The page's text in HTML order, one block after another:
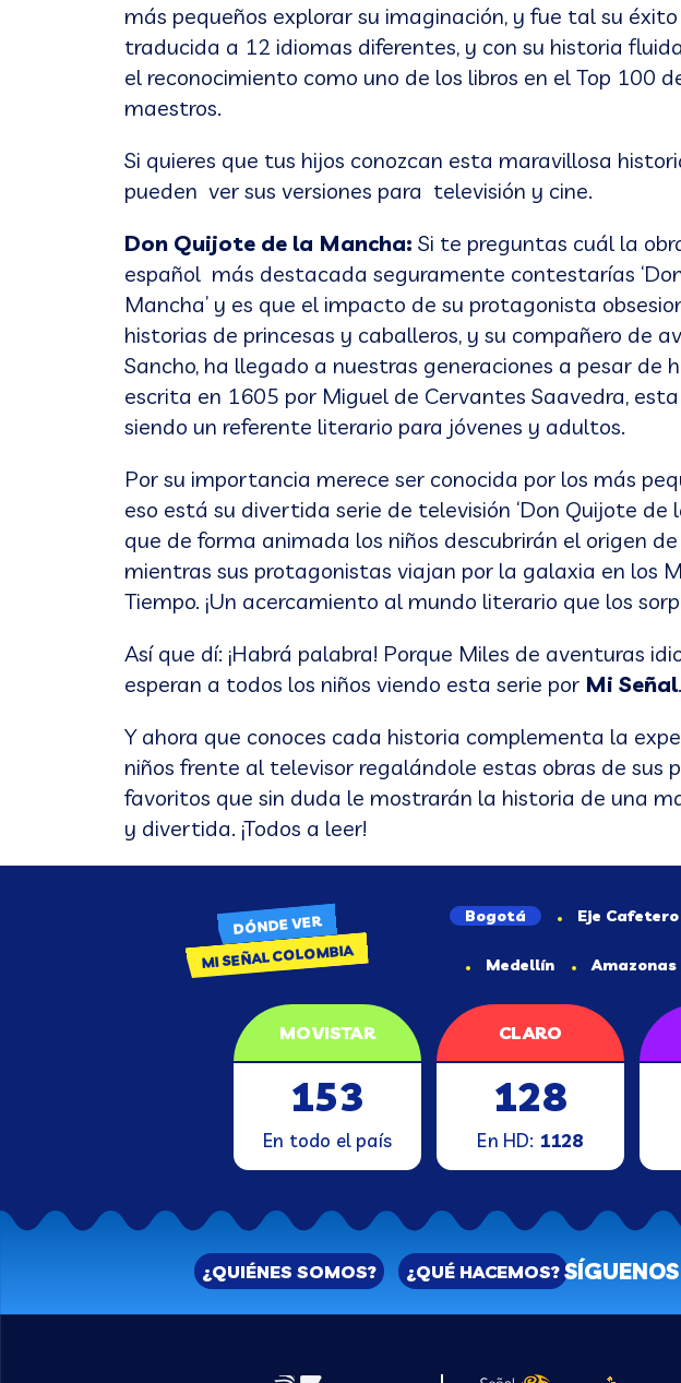
más pequeños explorar su imaginación, y fue tal su
traducida a 12 idiomas diferentes, y con su historia
el reconocimiento como uno de los libros en el Top 100
maestros.
Si quieres que tus hijos conozcan esta maravillosa
pueden ver sus versiones para televisión y cine.
Don Quijote de la Mancha: Si te preguntas cuál la
español más destacada seguramente contestarías
Mancha’ y es que el impacto de su protagonista
historias de princesas y caballeros, y su compañero de
Sancho, ha llegado a nuestras generaciones a pesar de
escrita en 1605 por Miguel de Cervantes Saavedra,
siendo un referente literario para jóvenes y adultos.
Por su importancia merece ser conocida por los más
eso está su divertida serie de televisión ‘Don Quijote de
que de forma animada los niños descubrirán el origen
mientras sus protagonistas viajan por la galaxia en los
Tiempo. ¡Un acercamiento al mundo literario que los
Así que dí: ¡Habrá palabra! Porque Miles de aventuras
esperan a todos los niños viendo esta serie por Mi Señal.
Y ahora que conoces cada historia complementa la
niños frente al televisor regalándole estas obras de sus
favoritos que sin duda le mostrarán la historia de una
y divertida. ¡Todos a leer!
DÓNDE VER
MI SEÑAL COLOMBIA
Bogotá Eje Cafetero
Medellín Amazonas
MOVISTAR
153
En todo el país
CLARO
128
En HD: 1128
¿QUIÉNES SOMOS? ¿QUÉ HACEMOS? SÍGUENOS